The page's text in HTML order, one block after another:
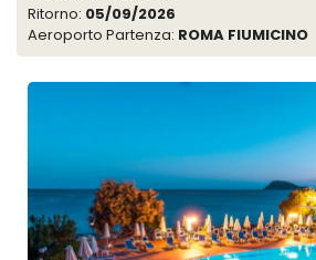
Ritorno: 05/09/2026
Aeroporto Partenza: ROMA FIUMICINO